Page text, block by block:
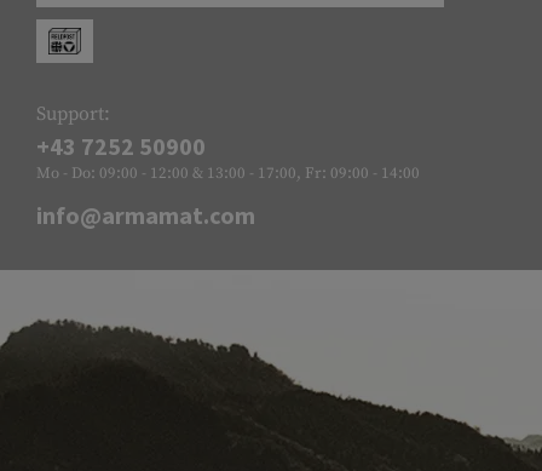
Support:
+43 7252 50900
Mo - Do: 09:00 - 12:00 & 13:00 - 17:00, Fr: 09:00 - 14:00
info@armamat.com